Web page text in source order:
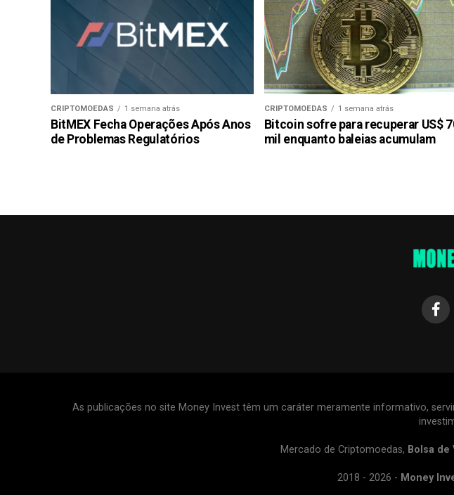
CRIPTOMOEDAS 1 semana atrás
BitMEX Fecha Operações Após Anos
de Problemas Regulatórios
CRIPTOMOEDAS 1 semana atrás
Bitcoin sofre para recuperar US$
mil enquanto baleias acumulam
As publicações no site Money Invest têm um caráter meramente informativo,
Mercado de Criptomoedas, Bolsa de
2018 - 2026 - Money